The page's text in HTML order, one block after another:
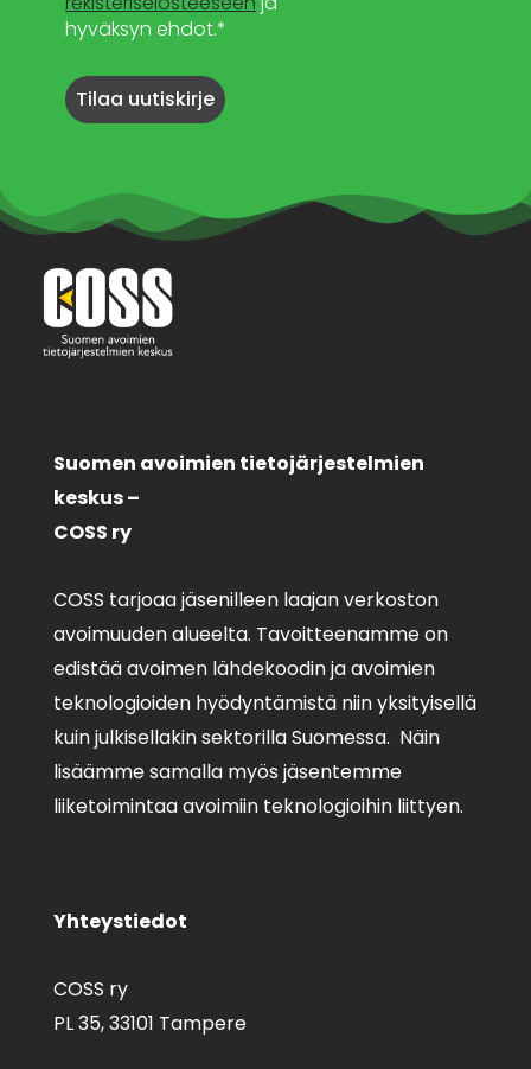
hyväksyn ehdot.*
Suomen avoimien tietojärjestelmien
keskus –
COSS ry
COSS tarjoaa jäsenilleen laajan verkoston
avoimuuden alueelta. Tavoitteenamme on
edistää avoimen lähdekoodin ja avoimien
teknologioiden hyödyntämistä niin yksityisellä
kuin julkisellakin sektorilla Suomessa. Näin
lisäämme samalla myös jäsentemme
liiketoimintaa avoimiin teknologioihin liittyen.
Yhteystiedot
COSS ry
PL 35,33101 Tampere